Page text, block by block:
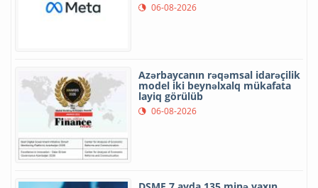
06-08-2026
Azərbaycanın rəqəmsal idarəçilik
model iki beynəlxalq mükafata
layiq görülüb
06-08-2026